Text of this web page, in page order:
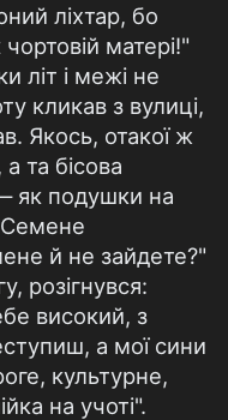
ліхтар, бо
матері!"
літ і межі не
кликав з вулиці,
Якось, отакої ж
та бісова
як подушки на
й не зайдете?"
розігнувся:
високий, з
а мої сини
культурне,
на учоті".